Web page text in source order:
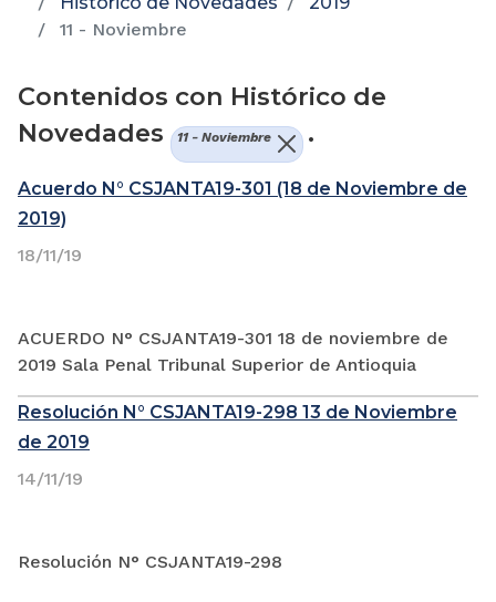
11 - Noviembre
Contenidos con Histórico de
Novedades
11 - Noviembre .
Acuerdo N° CSJANTA19-301 (18 de Noviembre de
2019)
ACUERDO N° CSJANTA19-301 18 de noviembre de
2019 Sala Penal Tribunal Superior de Antioquia
18/11/19
Resolución N° CSJANTA19-298 13 de Noviembre
de 2019
Resolución N° CSJANTA19-298
14/11/19